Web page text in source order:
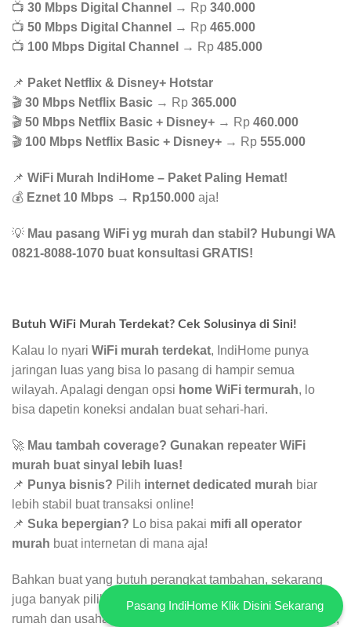
📺 30 Mbps Digital Channel → Rp 340.000
📺 50 Mbps Digital Channel → Rp 465.000
📺 100 Mbps Digital Channel → Rp 485.000
📌 Paket Netflix & Disney+ Hotstar
🎬 30 Mbps Netflix Basic → Rp 365.000
🎬 50 Mbps Netflix Basic + Disney+ → Rp 460.000
🎬 100 Mbps Netflix Basic + Disney+ → Rp 555.000
📌 WiFi Murah IndiHome – Paket Paling Hemat!
💰 Eznet 10 Mbps → Rp150.000 aja!
💡 Mau pasang WiFi yg murah dan stabil? Hubungi WA
0821-8088-1070 buat konsultasi GRATIS!
Butuh WiFi Murah Terdekat? Cek Solusinya di Sini!
Kalau lo nyari WiFi murah terdekat, IndiHome punya
jaringan luas yang bisa lo pasang di hampir semua
wilayah. Apalagi dengan opsi home WiFi termurah, lo
bisa dapetin koneksi andalan buat sehari-hari.
🚀 Mau tambah coverage? Gunakan repeater WiFi
murah buat sinyal lebih luas!
📌 Punya bisnis? Pilih internet dedicated murah biar
lebih stabil buat transaksi online!
📌 Suka bepergian? Lo bisa pakai mifi all operator
murah buat internetan di mana aja!
Bahkan buat yang butuh perangkat tambahan, sekarang
juga banyak pilihan
CCTV WiFi murahbuat keamanan
rumah dan usaha lo. Ditambah lagi, buat pengguna seluler,
Pasang IndiHome Klik Disini Sekarang